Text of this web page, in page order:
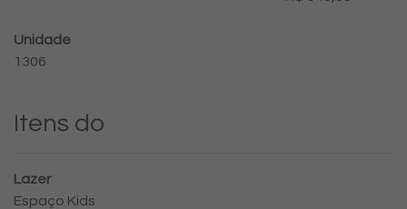
Unidade
1306
Itens do
Lazer
Espaço Kids